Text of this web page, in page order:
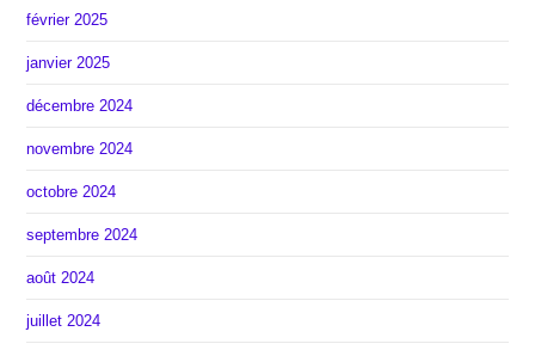
février 2025
janvier 2025
décembre 2024
novembre 2024
octobre 2024
septembre 2024
août 2024
juillet 2024